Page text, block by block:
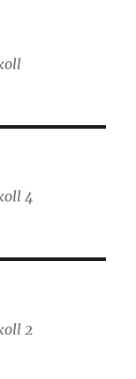
4
2